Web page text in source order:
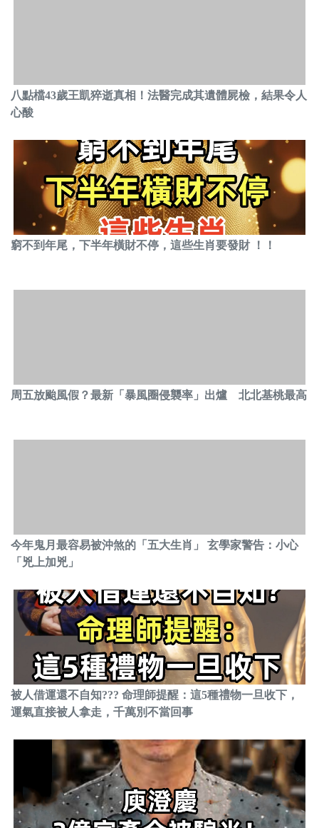
八點檔43歲王凱猝逝真相！法醫完成其遺體屍檢，結果令人
心酸
窮不到年尾，下半年橫財不停，這些生肖要發財 ！！
周五放颱風假？最新「暴風圈侵襲率」出爐 北北基桃最高
今年鬼月最容易被沖煞的「五大生肖」 玄學家警告：小心
「兇上加兇」
被人借運還不自知??? 命理師提醒：這5種禮物一旦收下，
運氣直接被人拿走，千萬別不當回事